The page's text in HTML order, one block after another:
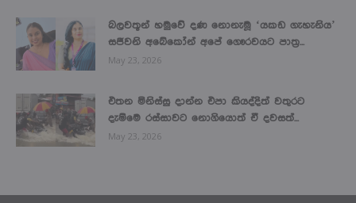
බලවතූන් හමුවේ දණ නොනැමූ ‘යකඩ ගැහැනිය’
සජීවනි අබේකෝන් අපේ ගෞරවයට පාත්‍ර...
May 23, 2026
එතන මිනිස්සු දාන්න එපා කියද්දිත් වතුරට
දැම්මෙ රස්සාවට නොගියොත් ඒ දවසත්...
May 23, 2026